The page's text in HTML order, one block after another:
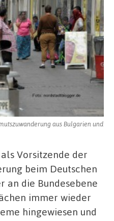
aus Bulgarien und
Vorsitzende der
beim Deutschen
an die Bundesebene
immer wieder
hingewiesen und